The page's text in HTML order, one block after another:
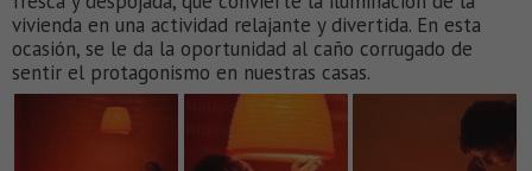
vivienda en una actividad relajante y divertida. En esta
ocasión, se le da la oportunidad al caño corrugado de
sentir el protagonismo en nuestras casas.